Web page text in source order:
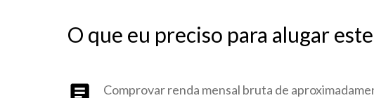
O que eu preciso para alugar
Comprovar renda mensal bruta de